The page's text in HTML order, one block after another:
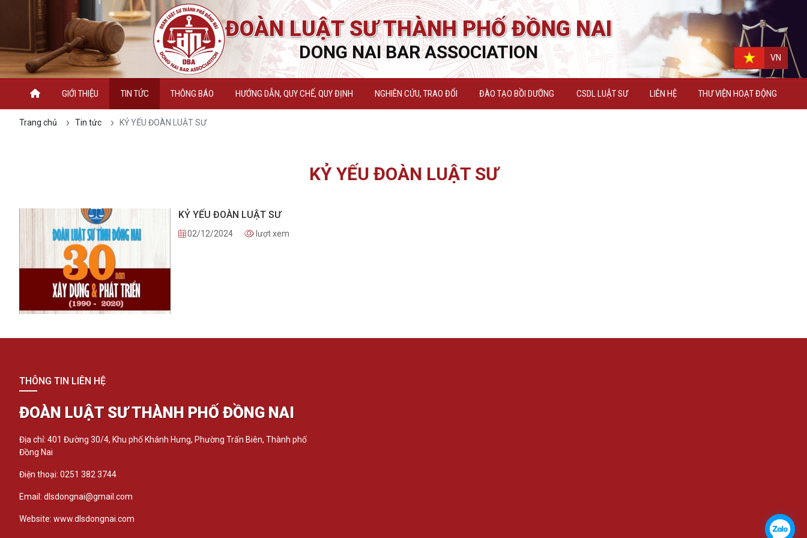
ĐOÀN LUẬT SƯ THÀNH PHỐ ĐỒNG NAI
DONG NAI BAR ASSOCIATION VN
GIỚI THIỆU TIN TỨC THÔNG BÁO HƯỚNG DẪN, QUY CHẾ, QUY ĐỊNH NGHIÊN CỨU, TRAO ĐỔI ĐÀO TẠO BỒI DƯỠNG CSDL LUẬT SƯ LIÊN HỆ THƯ VIỆN HOẠT ĐỘNG
Trang chủ Tin tức KỶ YẾU ĐOÀN LUẬT SƯ
KỶ YẾU ĐOÀN LUẬT SƯ
KỶ YẾU ĐOÀN LUẬT SƯ
02/12/2024 lượt xem
THÔNG TIN LIÊN HỆ
ĐOÀN LUẬT SƯ THÀNH PHỐ ĐỒNG NAI
Địa chỉ: 401 Đường 30/4, Khu phố Khánh Hưng, Phường Trấn Biên, Thành phố
Đồng Nai
Điện thoại: 0251 382 3744
Email: dlsdongnai@gmail.com
Website: www.dlsdongnai.com